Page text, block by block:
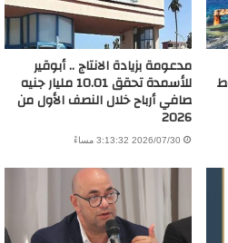
مدعومة بزيادة الانتاج .. أبوقير
للأسمدة تحقق 10.01 مليار جنيه
صافي أرباح خلال النصف الأول من
2026
2026/07/30 3:13:32 مساءً